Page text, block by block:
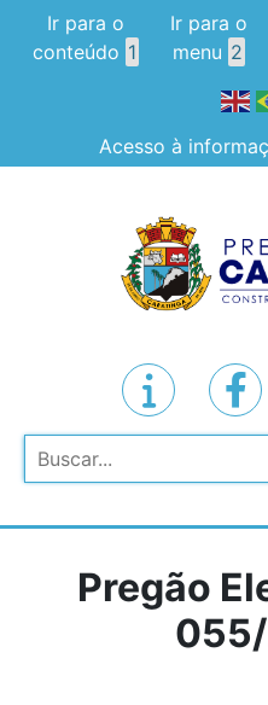
Ir para o
conteúdo 1
Ir para o
menu 2
Acesso à
Pesquisar
Pregão